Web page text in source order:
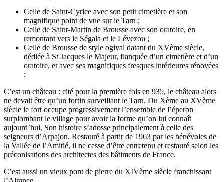
Celle de Saint-Cyrice avec son petit cimetière et son
magnifique point de vue sur le Tarn ;
Celle de Saint-Martin de Brousse avec son oratoire, en
remontant vers le Ségala et le Lévezou ;
Celle de Brousse de style ogival datant du XVème siècle,
dédiée à St Jacques le Majeur, flanquée d’un cimetière et d’un
oratoire, et avec ses magnifiques fresques intérieures rénovées
;
C’est un château : cité pour la première fois en 935, le château alors
ne devait être qu’un fortin surveillant le Tarn. Du Xème au XVème
siècle le fort occupe progressivement l’ensemble de l’éperon
surplombant le village pour avoir la forme qu’on lui connaît
aujourd’hui. Son histoire s’adosse principalement à celle des
seigneurs d’Arpajon. Restauré à partir de 1963 par les bénévoles de
la Vallée de l’Amitié, il ne cesse d’être entretenu et restauré selon les
préconisations des architectes des bâtiments de France.
C’est aussi un vieux pont de pierre du XIVème siècle franchissant